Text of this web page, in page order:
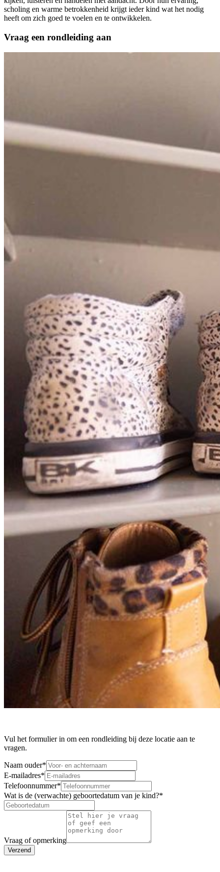
scholing en warme betrokkenheid krijgt ieder kind wat het nodig
heeft om zich goed te voelen en te ontwikkelen.
Vraag een rondleiding aan
Vul het formulier in om een rondleiding bij deze locatie aan te
vragen.
Naam ouder*
E-mailadres*
Telefoonnummer*
Wat is de (verwachte) geboortedatum van je kind?*
Vraag of opmerking
Verzend